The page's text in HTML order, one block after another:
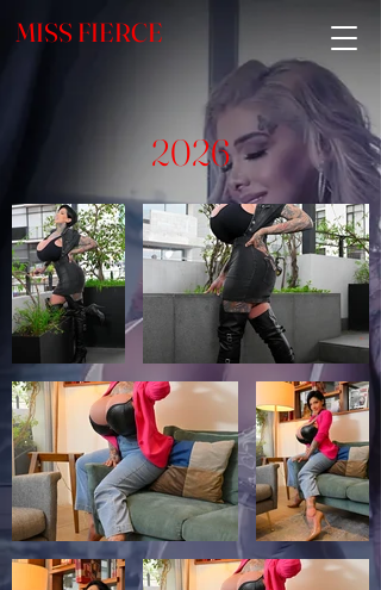
MISS FIERCE
2026